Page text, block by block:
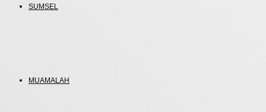
SUMSEL
MUAMALAH